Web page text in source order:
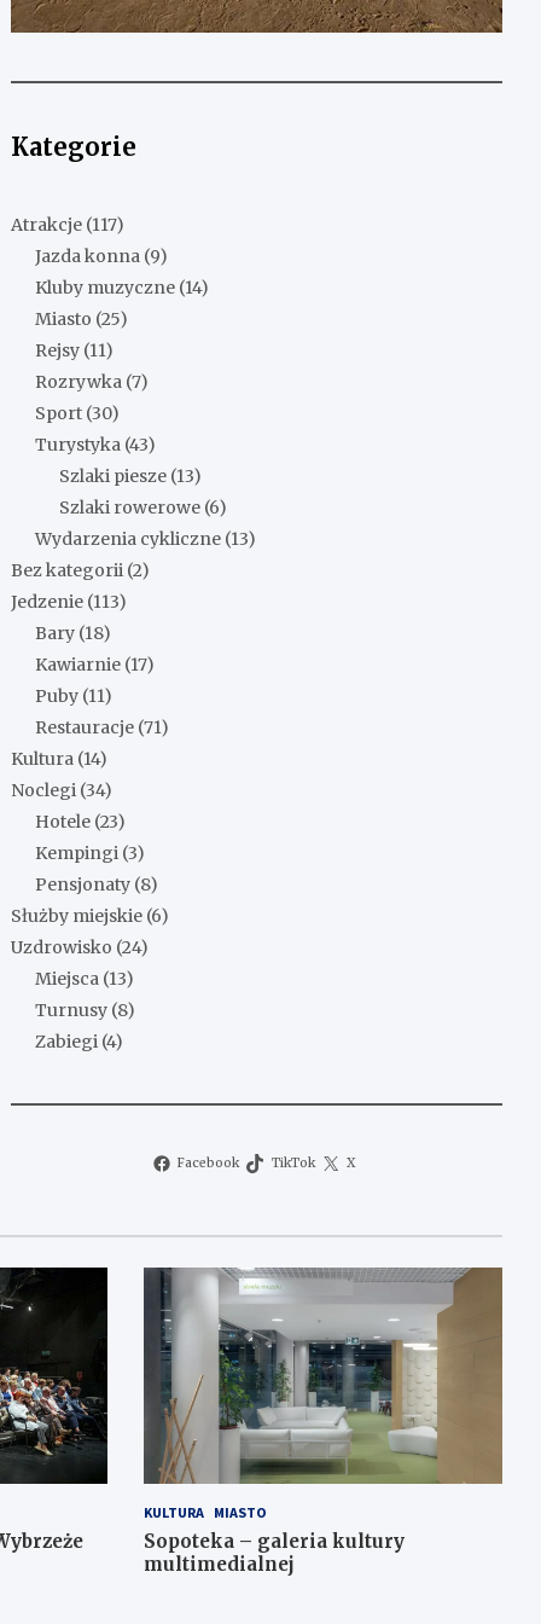
Kategorie
Atrakcje (117)
Jazda konna (9)
Kluby muzyczne (14)
Miasto (25)
Rejsy (11)
Rozrywka (7)
Sport (30)
Turystyka (43)
Szlaki piesze (13)
Szlaki rowerowe (6)
Wydarzenia cykliczne (13)
Bez kategorii (2)
Jedzenie (113)
Bary (18)
Kawiarnie (17)
Puby (11)
Restauracje (71)
Kultura (14)
Noclegi (34)
Hotele (23)
Kempingi (3)
Pensjonaty (8)
Służby miejskie (6)
Uzdrowisko (24)
Miejsca (13)
Turnusy (8)
Zabiegi (4)
Facebook TikTok X
KULTURA MIASTO
Sopoteka – galeria kultury
multimedialnej